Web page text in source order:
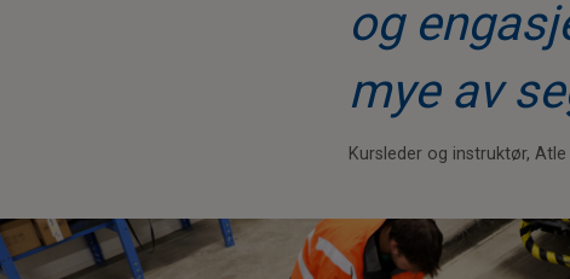
og
mye av
Kursleder og instruktør,